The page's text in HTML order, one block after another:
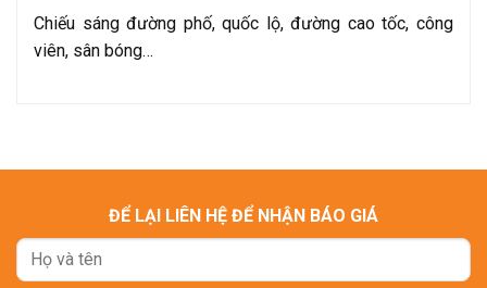
Chiếu sáng đường phố, quốc lộ, đường cao tốc, công
viên, sân bóng…
ĐỂ LẠI LIÊN HỆ ĐỂ NHẬN BÁO GIÁ